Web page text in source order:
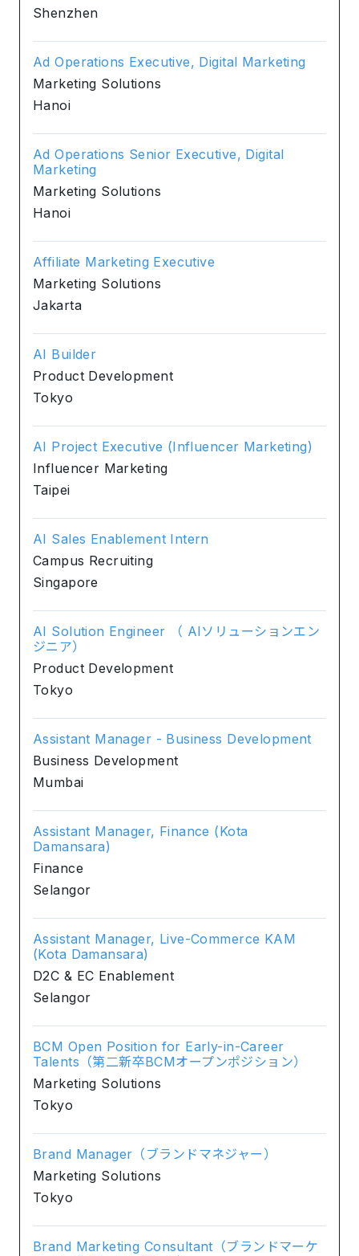
Shenzhen
Ad Operations Executive, Digital Marketing
Marketing Solutions
Hanoi
Ad Operations Senior Executive, Digital
Marketing
Marketing Solutions
Hanoi
Affiliate Marketing Executive
Marketing Solutions
Jakarta
AI Builder
Product Development
Tokyo
AI Project Executive (Influencer Marketing)
Influencer Marketing
Taipei
AI Sales Enablement Intern
Campus Recruiting
Singapore
AI Solution Engineer （ AIソリューションエン
ジニア）
Product Development
Tokyo
Assistant Manager - Business Development
Business Development
Mumbai
Assistant Manager, Finance (Kota
Damansara)
Finance
Selangor
Assistant Manager, Live-Commerce KAM
(Kota Damansara)
D2C & EC Enablement
Selangor
BCM Open Position for Early-in-Career
Talents（第二新卒BCMオープンポジション）
Marketing Solutions
Tokyo
Brand Manager（ブランドマネジャー）
Marketing Solutions
Tokyo
Brand Marketing Consultant（ブランドマーケ